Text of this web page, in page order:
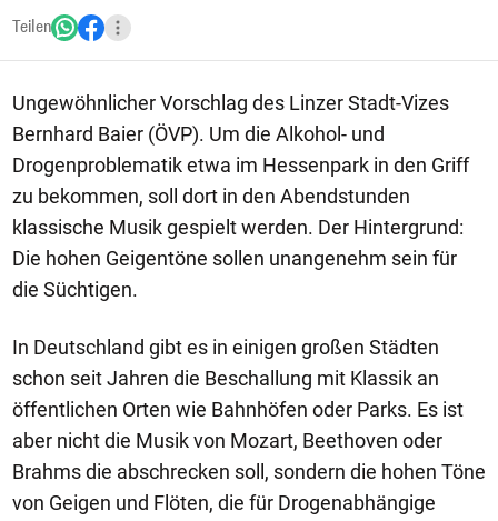
Teilen
Ungewöhnlicher Vorschlag des Linzer Stadt-Vizes
Bernhard Baier (ÖVP). Um die Alkohol- und
Drogenproblematik etwa im Hessenpark in den Griff
zu bekommen, soll dort in den Abendstunden
klassische Musik gespielt werden. Der Hintergrund:
Die hohen Geigentöne sollen unangenehm sein für
die Süchtigen.
In Deutschland gibt es in einigen großen Städten
schon seit Jahren die Beschallung mit Klassik an
öffentlichen Orten wie Bahnhöfen oder Parks. Es ist
aber nicht die Musik von Mozart, Beethoven oder
Brahms die abschrecken soll, sondern die hohen Töne
von Geigen und Flöten, die für Drogenabhängige